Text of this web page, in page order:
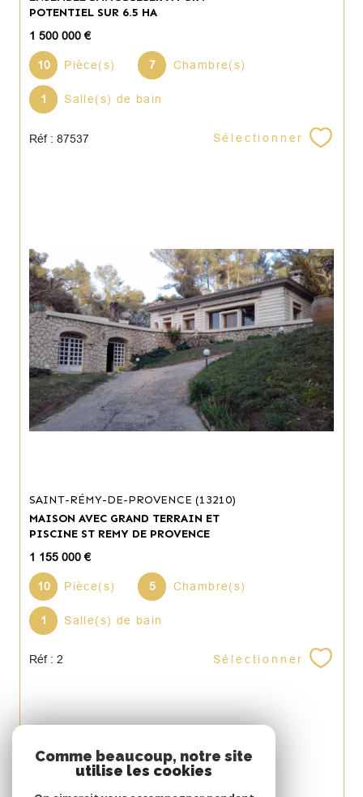
POTENTIEL SUR 6.5 HA
1 500 000 €
10 Pièce(s) 7 Chambre(s)
1 Salle(s) de bain
Réf : 87537 Sélectionner
SAINT-RÉMY-DE-PROVENCE (13210)
MAISON AVEC GRAND TERRAIN ET
PISCINE ST REMY DE PROVENCE
1 155 000 €
10 Pièce(s) 5 Chambre(s)
1 Salle(s) de bain
Réf : 2 Sélectionner
Espace
PROPRIÉTAIRE
Comme beaucoup, notre site
utilise les cookies